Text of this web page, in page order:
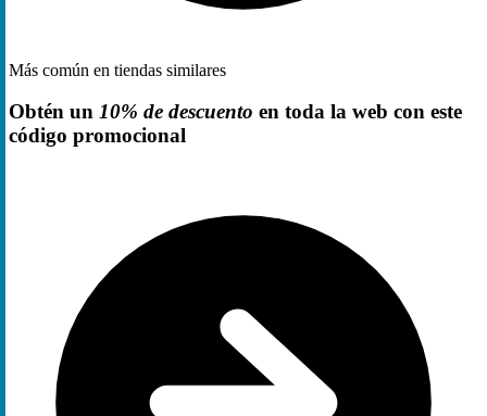
Más común en tiendas similares
Obtén un 10% de descuento en toda la web con este
código promocional